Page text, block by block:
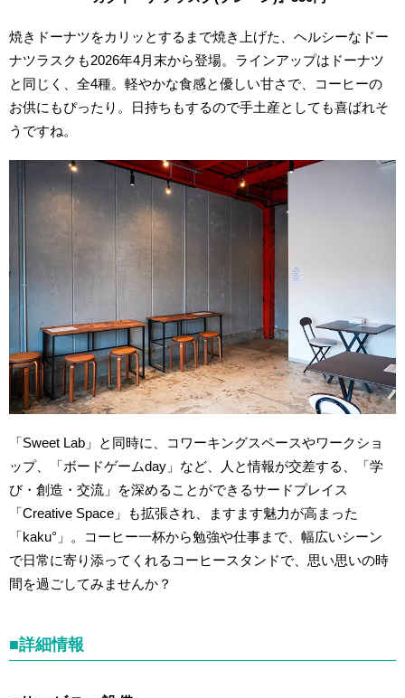
焼きドーナツをカリッとするまで焼き上げた、ヘルシーなドー
ナツラスクも2026年4月末から登場。ラインアップはドーナツ
と同じく、全4種。軽やかな食感と優しい甘さで、コーヒーの
お供にもぴったり。日持ちもするので手土産としても喜ばれそ
うですね。
「Sweet Lab」と同時に、コワーキングスペースやワークショ
ップ、「ボードゲームday」など、人と情報が交差する、「学
び・創造・交流」を深めることができるサードプレイス
「Creative Space」も拡張され、ますます魅力が高まった
「kaku°」。コーヒー一杯から勉強や仕事まで、幅広いシーン
で日常に寄り添ってくれるコーヒースタンドで、思い思いの時
間を過ごしてみませんか？
■詳細情報